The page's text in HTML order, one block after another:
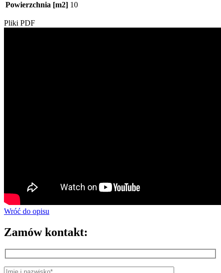
Powierzchnia [m2] 10
Pliki PDF
Wróć do opisu
Zamów kontakt: